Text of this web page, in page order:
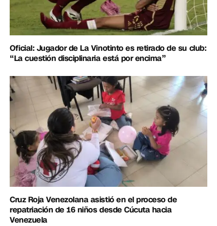
Oficial: Jugador de La Vinotinto es retirado de su club:
“La cuestión disciplinaria está por encima”
Cruz Roja Venezolana asistió en el proceso de
repatriación de 16 niños desde Cúcuta hacia
Venezuela